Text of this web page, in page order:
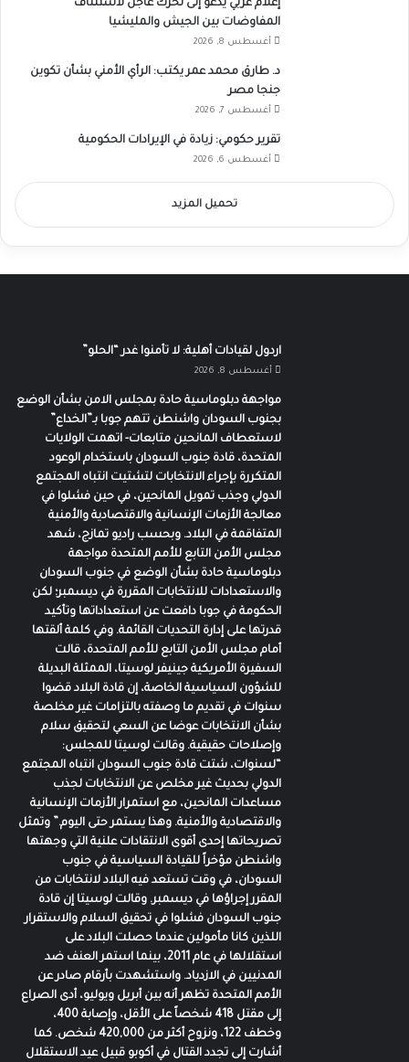
إعلام غربي يدعو إلى تحرك عاجل لاستئناف
المفاوضات بين الجيش والمليشيا
أغسطس 8, 2026
د. طارق محمد عمر يكتب: الرأي الأمني بشأن تكوين
جنجا مصر
أغسطس 7, 2026
تقرير حكومي: زيادة في الإيرادات الحكومية
أغسطس 6, 2026
تحميل المزيد
اردول لقيادات أهلية: لا تأمنوا غدر “الحلو”
أغسطس 8, 2026
مواجهة دبلوماسية حادة بمجلس الامن بشأن الوضع
بجنوب السودان واشنطن تتهم جوبا بـ”الخداع”
لاستعطاف المانحين متابعات- اتهمت الولايات
المتحدة، قادة جنوب السودان باستخدام الوعود
المتكررة بإجراء الانتخابات لتشتيت انتباه المجتمع
الدولي وجذب تمويل المانحين، في حين فشلوا في
معالجة الأزمات الإنسانية والاقتصادية والأمنية
المتفاقمة في البلاد. وبحسب راديو تمازج، شهد
مجلس الأمن التابع للأمم المتحدة مواجهة
دبلوماسية حادة بشأن الوضع في جنوب السودان
والاستعدادات للانتخابات المقررة في ديسمبر؛ لكن
الحكومة في جوبا دافعت عن استعداداتها وتأكيد
قدرتها على إدارة التحديات القائمة. وفي كلمة ألقتها
أمام مجلس الأمن التابع للأمم المتحدة، قالت
السفيرة الأمريكية جينيفر لوسيتا، الممثلة البديلة
للشؤون السياسية الخاصة، إن قادة البلاد قضوا
سنوات في تقديم ما وصفته بالتزامات غير مخلصة
بشأن الانتخابات عوضا عن السعي لتحقيق سلام
وإصلاحات حقيقية. وقالت لوسيتا للمجلس:
“لسنوات، شتت قادة جنوب السودان انتباه المجتمع
الدولي بحديث غير مخلص عن الانتخابات لجذب
مساعدات المانحين، مع استمرار الأزمات الإنسانية
والاقتصادية والأمنية. وهذا يستمر حتى اليوم.” وتمثل
تصريحاتها إحدى أقوى الانتقادات علنية التي وجهتها
واشنطن مؤخراً للقيادة السياسية في جنوب
السودان، في وقت تستعد فيه البلاد لانتخابات من
المقرر إجراؤها في ديسمبر. وقالت لوسيتا إن قادة
جنوب السودان فشلوا في تحقيق السلام والاستقرار
اللذين كانا مأمولين عندما حصلت البلاد على
استقلالها في عام 2011، بينما استمر العنف ضد
المدنيين في الازدياد. واستشهدت بأرقام صادر عن
الأمم المتحدة تظهر أنه بين أبريل ويوليو، أدى الصراع
إلى مقتل 418 شخصاً على الأقل، وإصابة 400،
وخطف 122، ونزوح أكثر من 420,000 شخص. كما
أشارت إلى تجدد القتال في أكوبو قبيل عيد الاستقلال